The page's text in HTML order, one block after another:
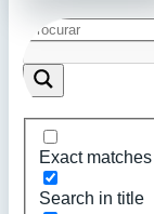
Exact
Search in title